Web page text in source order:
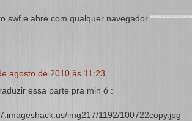
swf e abre com qualquer navegador
agosto de 2010 às 11:23
essa parte pra min ó :
img217/1192/100722copy.jpg